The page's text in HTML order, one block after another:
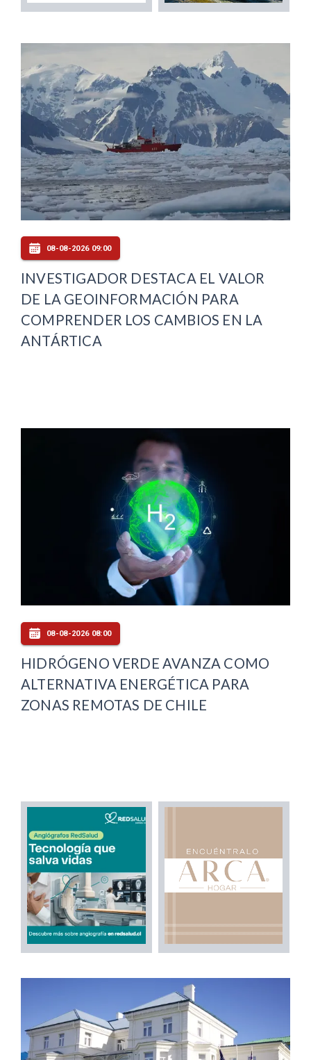
08-08-2026 09:00
INVESTIGADOR DESTACA EL VALOR
DE LA GEOINFORMACIÓN PARA
COMPRENDER LOS CAMBIOS EN LA
ANTÁRTICA
08-08-2026 08:00
HIDRÓGENO VERDE AVANZA COMO
ALTERNATIVA ENERGÉTICA PARA
ZONAS REMOTAS DE CHILE